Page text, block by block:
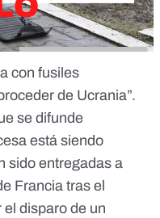
con fusiles
de Ucrania”.
se difunde
está siendo
sido entregadas a
Francia tras el
disparo de un